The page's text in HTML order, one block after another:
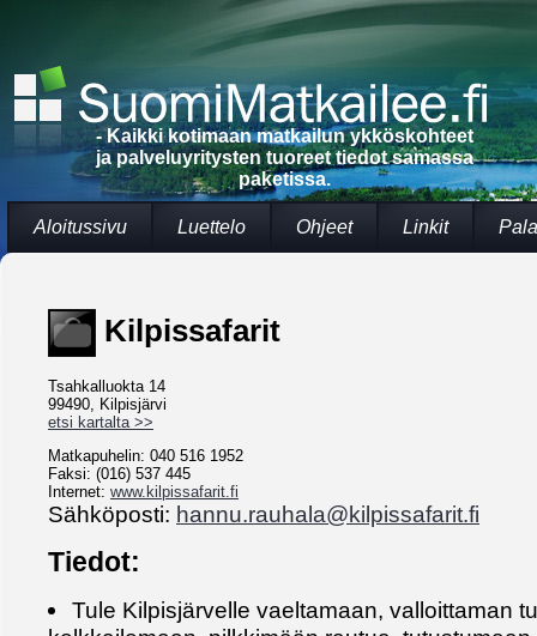
- Kaikki kotimaan matkailun ykköskohteet
ja palveluyritysten tuoreet tiedot samassa
paketissa.
Aloitussivu Luettelo Ohjeet Linkit
Kilpissafarit
Tsahkalluokta 14
99490, Kilpisjärvi
etsi kartalta >>
Matkapuhelin: 040 516 1952
Faksi: (016) 537 445
Internet: www.kilpissafarit.fi
Sähköposti: hannu.rauhala@kilpissafarit.fi
Tiedot:
Tule Kilpisjärvelle vaeltamaan, valloittaman